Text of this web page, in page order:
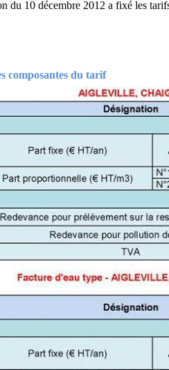
du 10 décembre 2012 a fixé les
composantes du tarif